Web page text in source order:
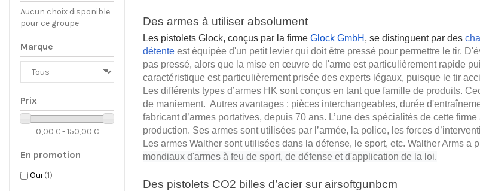
Des armes à utiliser absolument
Les pistolets Glock, conçus par la firme Glock GmbH , se distinguent par des
détente est équipée d'un petit levier qui doit être pressé pour permettre le tir.
pas pressé, alors que la mise en œuvre de l'arme est particulièrement rapide
caractéristique est particulièrement prisée des experts légaux, puisque le tir
Les différents types d’armes HK sont conçus en tant que famille de produits.
de maniement.  Autres avantages : pièces interchangeables, durée
fabricant d’armes portatives, depuis 70 ans. L’une des spécialités de cette
production. Ses armes sont utilisées par l’armée, la police, les forces
Les armes Walther sont utilisées dans la défense, le sport, etc. Walther Arms a
mondiaux d'armes à feu de sport, de défense et d'application de la loi.
Des pistolets CO2 billes d’acier sur airsoftgunbcm
Aucun choix disponible
pour ce groupe
Marque
Prix
0,00 € - 150,00 €
En promotion
Oui (1)